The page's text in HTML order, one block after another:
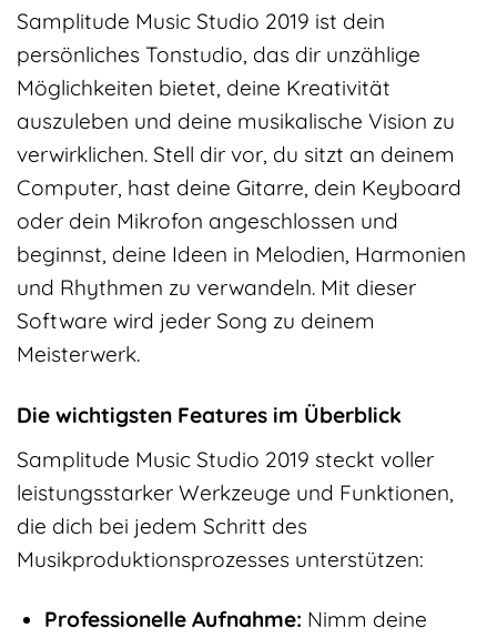
Samplitude Music Studio 2019 ist dein
persönliches Tonstudio, das dir unzählige
Möglichkeiten bietet, deine Kreativität
auszuleben und deine musikalische Vision zu
verwirklichen. Stell dir vor, du sitzt an deinem
Computer, hast deine Gitarre, dein Keyboard
oder dein Mikrofon angeschlossen und
beginnst, deine Ideen in Melodien, Harmonien
und Rhythmen zu verwandeln. Mit dieser
Software wird jeder Song zu deinem
Meisterwerk.
Die wichtigsten Features im Überblick
Samplitude Music Studio 2019 steckt voller
leistungsstarker Werkzeuge und Funktionen,
die dich bei jedem Schritt des
Musikproduktionsprozesses unterstützen:
Professionelle Aufnahme: Nimm deine